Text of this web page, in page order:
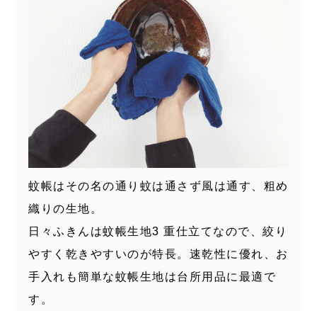
蚊帳はその名の通り蚊は通さず風は通す、粗め
織りの生地。
日々ふきんは蚊帳生地3 重仕立てなので、絞り
やすく乾きやすいのが特長。速乾性に優れ、お
手入れも簡単な蚊帳生地は台所用品に最適で
す。